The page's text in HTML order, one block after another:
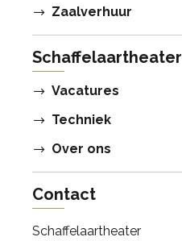
Zaalverhuur
Schaffelaartheater
Vacatures
Techniek
Over ons
Contact
Schaffelaartheater